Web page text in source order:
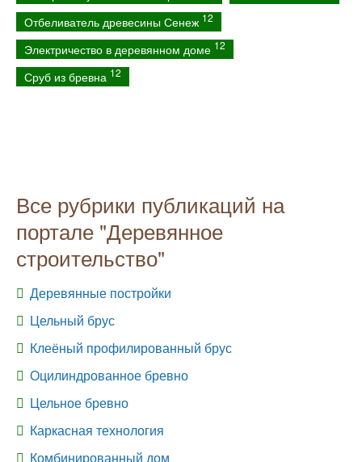
Отбеливатель древесины Сенеж 12
Электричество в деревянном доме 12
Сруб из бревна 12
Все рубрики публикаций на
портале "Деревянное
строительство"
Деревянные постройки
Цельный брус
Клеёный профилированный брус
Оцилиндрованное бревно
Цельное бревно
Каркасная технология
Комбинированный дом